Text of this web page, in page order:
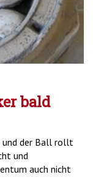
bald
und der Ball rollt
und
auch nicht